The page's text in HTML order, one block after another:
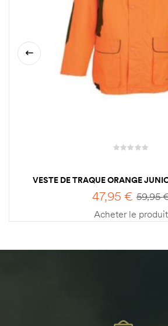
VESTE DE TRAQUE ORANGE
59,95
47,95€
Acheter le produit